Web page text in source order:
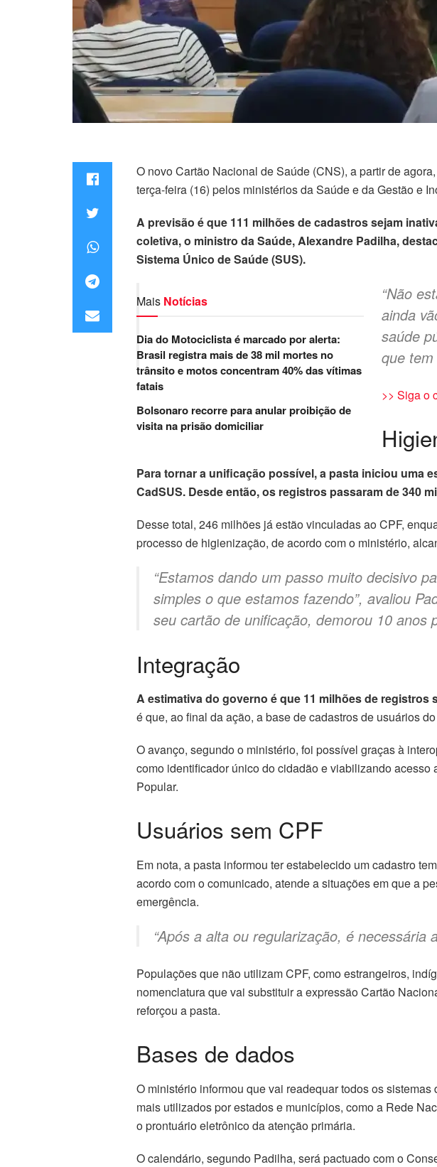
O novo Cartão Nacional de Saúde (CNS), a partir de
terça-feira (16) pelos ministérios da Saúde e da Gestão e
A previsão é que 111 milhões de cadastros sejam
coletiva, o ministro da Saúde, Alexandre Padilha,
Sistema Único de Saúde (SUS).
Mais Notícias
Dia do Motociclista é marcado por alerta:
Brasil registra mais de 38 mil mortes no
trânsito e motos concentram 40% das vítimas
fatais
Bolsonaro recorre para anular proibição de
visita na prisão domiciliar
“Não
ainda
saúde
que tem
>> Siga o
Para tornar a unificação possível, a pasta iniciou uma
CadSUS. Desde então, os registros passaram de 340
Desse total, 246 milhões já estão vinculadas ao CPF,
processo de higienização, de acordo com o ministério,
“Estamos dando um passo muito decisivo
simples o que estamos fazendo”, avaliou
seu cartão de unificação, demorou 10 anos
Integração
A estimativa do governo é que 11 milhões de registros
é que, ao final da ação, a base de cadastros de usuários
O avanço, segundo o ministério, foi possível graças à
como identificador único do cidadão e viabilizando
Popular.
Usuários sem CPF
Em nota, a pasta informou ter estabelecido um cadastro
acordo com o comunicado, atende a situações em que a
emergência.
“Após a alta ou regularização, é
Populações que não utilizam CPF, como estrangeiros,
nomenclatura que vai substituir a expressão Cartão
reforçou a pasta.
Bases de dados
O ministério informou que vai readequar todos os
mais utilizados por estados e municípios, como a Rede
o prontuário eletrônico da atenção primária.
O calendário, segundo Padilha, será pactuado com o